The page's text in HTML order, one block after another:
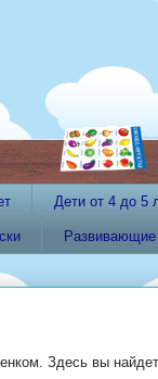
Дети от 4 до 5
Здесь вы